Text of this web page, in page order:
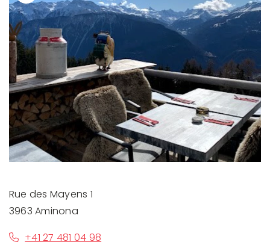
Rue des Mayens 1
3963 Aminona
+41 27 481 04 98